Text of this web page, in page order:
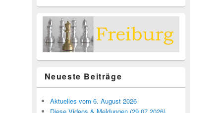
Neueste Beiträge
Aktuelles vom 6. August 2026
Diese Videos & Meldungen (29.07.2026)